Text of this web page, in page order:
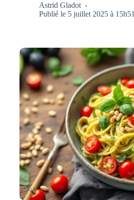
Astrid Gladot
Publié le 5 juillet 2025 à 15h51